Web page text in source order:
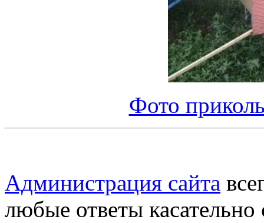
Фото
Администрация сайта
любые ответы касательно